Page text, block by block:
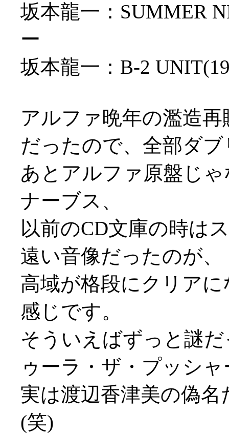
坂本龍一：SUMMER
ー
坂本龍一：B-2
アルファ晩年の濫造
だったので、全部ダ
あとアルファ原盤じ
ナーブス、
以前のCD文庫の時は
遠い音像だったのが、
高域が格段にクリア
感じです。
そういえばずっと謎
ゥーラ・ザ・プッシ
実は渡辺香津美の偽
(笑)